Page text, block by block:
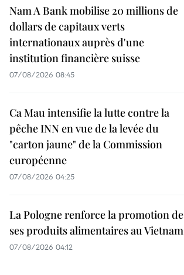
Nam A Bank mobilise 20 millions de
dollars de capitaux verts
internationaux auprès d'une
institution financière suisse
07/08/2026 08:45
Ca Mau intensifie la lutte contre la
pêche INN en vue de la levée du
"carton jaune" de la Commission
européenne
07/08/2026 04:25
La Pologne renforce la promotion de
ses produits alimentaires au Vietnam
07/08/2026 04:12